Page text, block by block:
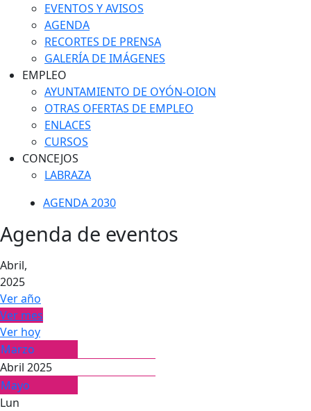
EVENTOS Y AVISOS
AGENDA
RECORTES DE PRENSA
GALERÍA DE IMÁGENES
EMPLEO
AYUNTAMIENTO DE OYÓN-OION
OTRAS OFERTAS DE EMPLEO
ENLACES
CURSOS
CONCEJOS
LABRAZA
AGENDA 2030
Agenda de eventos
Abril,
2025
Ver año
Ver mes
Ver hoy
Marzo
Abril 2025
Mayo
Lun